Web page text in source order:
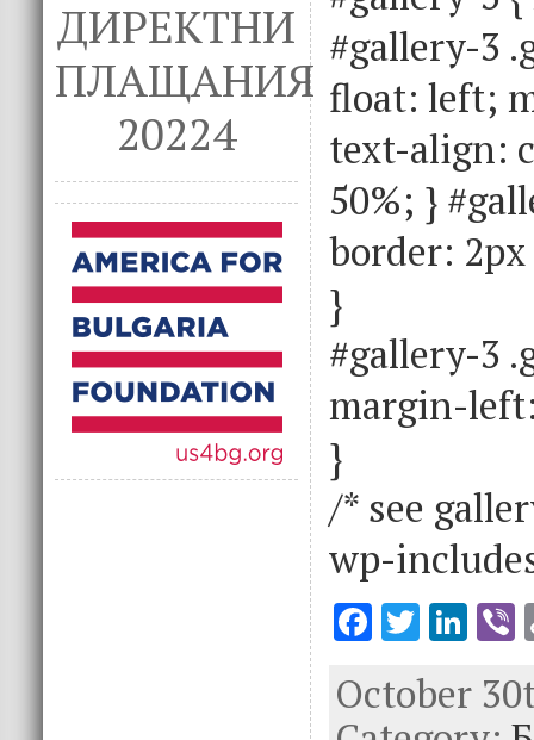
ДИРЕКТНИ
ПЛАЩАНИЯ
20224
#gallery-3
float: left;
text-align:
50%; }
border:
}
#gallery-3
margin-
}
/* see
wp-
F
e
T
it
Li
k
October